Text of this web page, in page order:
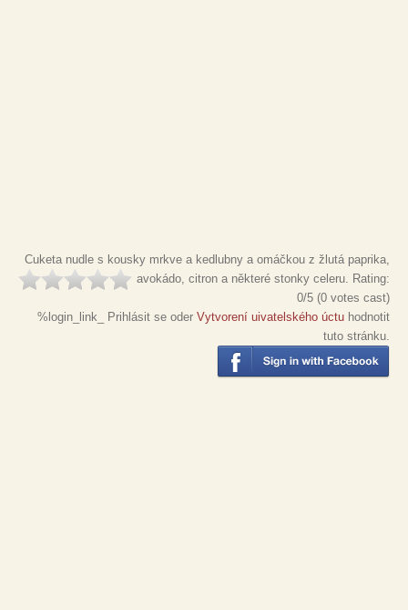
Cuketa nudle s kousky mrkve a kedlubny a omáčkou z žlutá paprika,
avokádo, citron a některé stonky celeru. Rating:
0/5 (0 votes cast)
%login_link_ Prihlásit se oder Vytvorení uivatelského úctu hodnotit
tuto stránku.